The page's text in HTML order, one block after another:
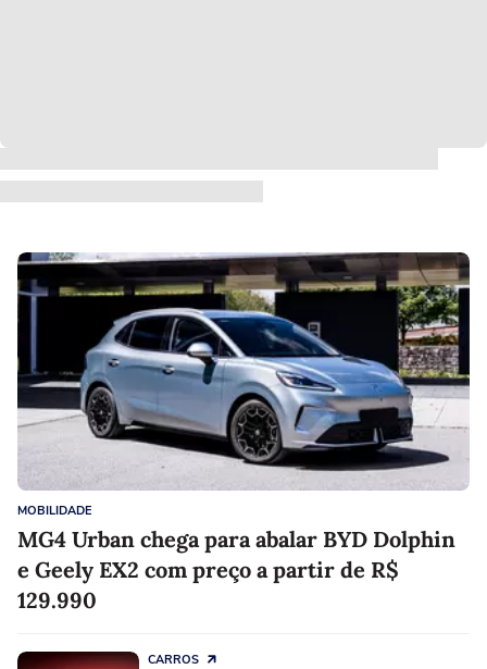
MOBILIDADE
MG4 Urban chega para abalar BYD Dolphin
e Geely EX2 com preço a partir de R$
129.990
CARROS